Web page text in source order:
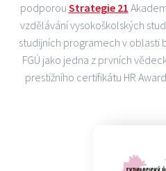
podporou Strategie 21
vzdělávání vysokoškolských
studijních programech v oblasti
FGÚ jako jedna z prvních
prestižního certifikátu HR